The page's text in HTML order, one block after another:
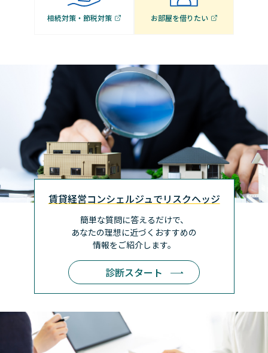
相続対策・節税対策 お部屋を借りたい
賃貸経営コンシェルジュでリスクヘッジ
簡単な質問に答えるだけで、
あなたの理想に近づく おすすめの
情報をご紹介します。
診断スタート